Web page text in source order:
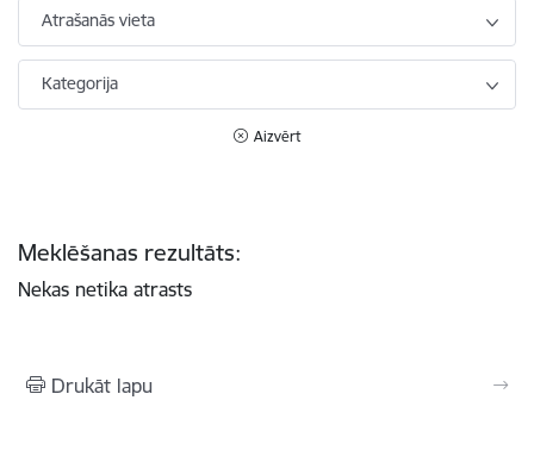
Atrašanās vieta
Kategorija
Aizvērt
Meklēšanas rezultāts:
Nekas netika atrasts
Drukāt lapu